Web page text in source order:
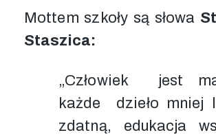
Mottem szkoły są słowa
Staszica:
„Człowiek jest
każde dzieło mniej
zdatną, edukacja